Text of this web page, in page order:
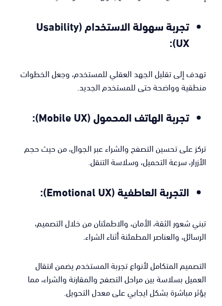
تجربة سهولة الاستخدام (Usability
UX):
تهدف إلى تقليل الجهد العقلي للمستخدم، وجعل الخطوات
منطقية وواضحة حتى للمستخدم الجديد.
تجربة الهاتف المحمول (Mobile UX):
تركز على تحسين التصفح والشراء عبر الجوال، من حيث حجم
الأزرار، سرعة التحميل، وسلاسة التنقل.
التجربة العاطفية (Emotional UX):
تبني شعور الثقة، الأمان، والاطمئنان من خلال التصميم،
الرسائل، والعناصر المطمئنة أثناء الشراء.
التصميم المتكامل لأنواع تجربة المستخدم يضمن انتقال
العميل بسلاسة بين مراحل التصفح والمقارنة والشراء، مما
يؤثر مباشرة بشكل ايجابي على معدل التحويل.